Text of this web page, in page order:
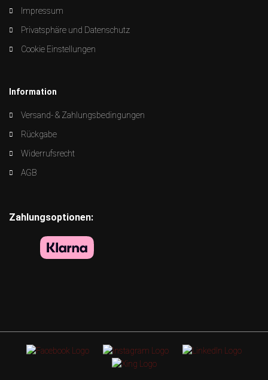
Impressum
Privatsphäre und Datenschutz
Cookie Einstellungen
Information
Versand- & Zahlungsbedingungen
Rückgabe
Widerrufsrecht
AGB
Zahlungsoptionen: